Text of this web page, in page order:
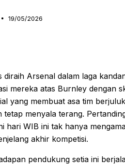
19/05/2026
diraih Arsenal dalam laga
mereka atas Burnley dengan
yang membuat asa tim
tetap menyala terang.
hari WIB ini tak hanya
akhir kompetisi.
pendukung setia ini